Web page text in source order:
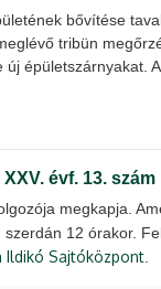
bővítése
tribün
épületszárnyakat.
évf. 13. szám
megkapja.
szerdán 12 órakor.
Ildikó Sajtóközpont